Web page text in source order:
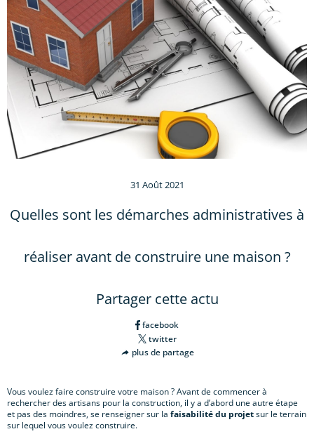
31 Août 2021
Quelles sont les démarches administratives à
réaliser avant de construire une maison ?
Partager cette actu
facebook
twitter
plus de partage
Vous voulez faire construire votre maison ? Avant de commencer à
rechercher des artisans pour la construction, il y a d’abord une autre étape
et pas des moindres, se renseigner sur la faisabilité du projetsur le terrain
sur lequel vous voulez construire.